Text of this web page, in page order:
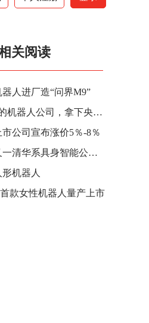
关阅读
人进厂造“问界M9”
仅成立4个月的机器人公司，拿下央企10亿订单！
公司宣布涨价5％-8％
背靠国资！又一清华系具身智能公司完成数亿级A轮融资
机器人
款女性机器人量产上市